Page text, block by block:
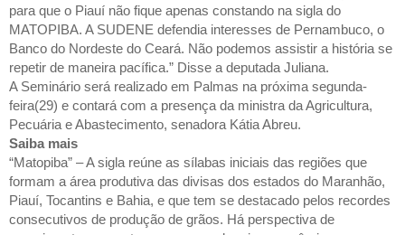
para que o Piauí não fique apenas constando na sigla do
MATOPIBA. A SUDENE defendia interesses de Pernambuco, o
Banco do Nordeste do Ceará. Não podemos assistir a história se
repetir de maneira pacífica.” Disse a deputada Juliana.
A Seminário será realizado em Palmas na próxima segunda-
feira(29) e contará com a presença da ministra da Agricultura,
Pecuária e Abastecimento, senadora Kátia Abreu.
Saiba mais
“Matopiba” – A sigla reúne as sílabas iniciais das regiões que
formam a área produtiva das divisas dos estados do Maranhão,
Piauí, Tocantins e Bahia, e que tem se destacado pelos recordes
consecutivos de produção de grãos. Há perspectiva de